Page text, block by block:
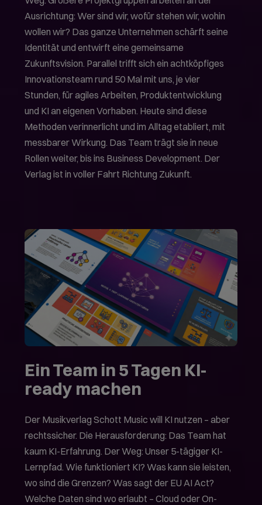
Ausrichtung: Wer sind wir, wofür stehen wir, wohin
wollen wir? Das ganze Unternehmen schärft seine
Identität und entwirft eine gemeinsame
Zukunftsvision. Parallel trifft sich ein achtköpfiges
Innovationsteam rund 50 Mal mit uns, je vier
Stunden, für agiles Arbeiten, Produktentwicklung
und KI an eigenen Vorhaben. Heute sind diese
Methoden verinnerlicht und im Alltag etabliert, mit
messbarer Wirkung. Das Team trägt sie in neue
Rollen weiter, bis ins Business Development. Der
Verlag ist in voller Fahrt Richtung Zukunft.
Ein Team in 5 Tagen KI-
ready machen
Der Musikverlag Schott Music will KI nutzen – aber
rechtssicher. Die Herausforderung: Das Team hat
kaum KI-Erfahrung. Der Weg: Unser 5-tägiger KI-
Lernpfad. Wie funktioniert KI? Was kann sie leisten,
wo sind die Grenzen? Was sagt der EU AI Act?
Welche Daten sind wo erlaubt – Cloud oder On-